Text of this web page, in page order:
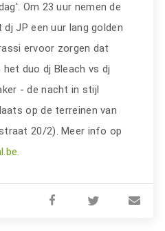
Om 23 uur nemen de
JP een uur lang golden
ervoor zorgen dat
duo dj Bleach vs dj
- de nacht in stijl
op de terreinen van
20/2). Meer info op